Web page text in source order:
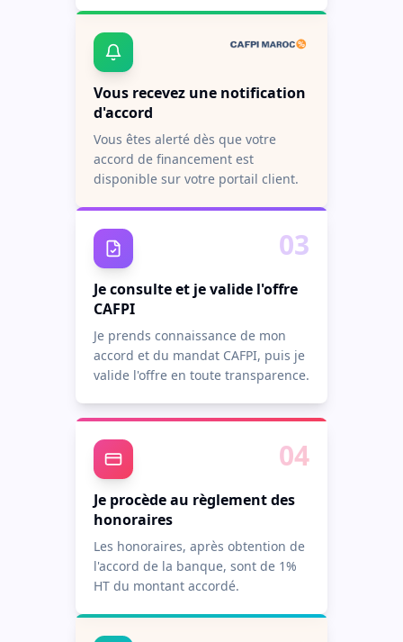
Vous recevez une notification
d'accord
Vous êtes alerté dès que votre
accord de financement est
disponible sur votre portail client.
03
Je consulte et je valide l'offre
CAFPI
Je prends connaissance de mon
accord et du mandat CAFPI, puis je
valide l'offre en toute transparence.
04
Je procède au règlement des
honoraires
Les honoraires, après obtention de
l'accord de la banque, sont de 1%
HT du montant accordé.